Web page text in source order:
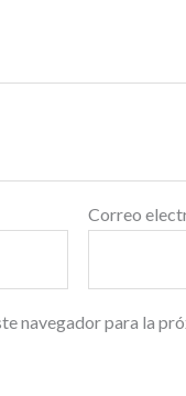
Correo
navegador para la